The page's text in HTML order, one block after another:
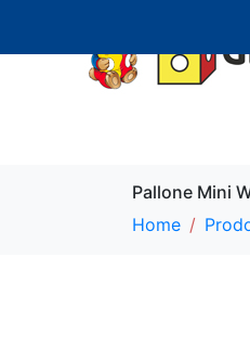
Pallone Mini
Home